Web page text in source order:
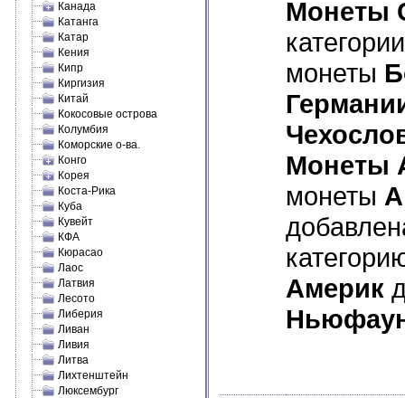
Канада
Катанга
Катар
Кения
Кипр
Киргизия
Китай
Кокосовые острова
Колумбия
Коморские о-ва.
Конго
Корея
Коста-Рика
Куба
Кувейт
КФА
Кюрасао
Лаос
Латвия
Лесото
Либерия
Ливан
Ливия
Литва
Лихтенштейн
Люксембург
Монеты
монеты
Монеты
монеты
Америк